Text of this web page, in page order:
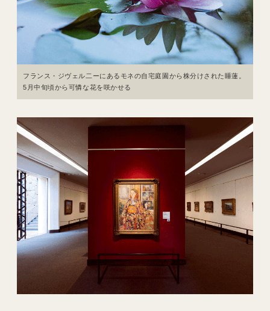
フランス・ジヴェル二ーにあるモネの自宅庭園から株分けされた睡蓮。
5月中旬頃から可憐な花を咲かせる